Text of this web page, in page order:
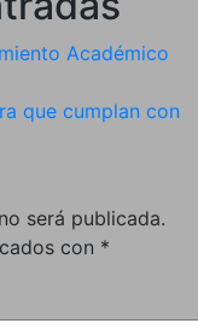
Académico
que cumplan con
será publicada.
con *